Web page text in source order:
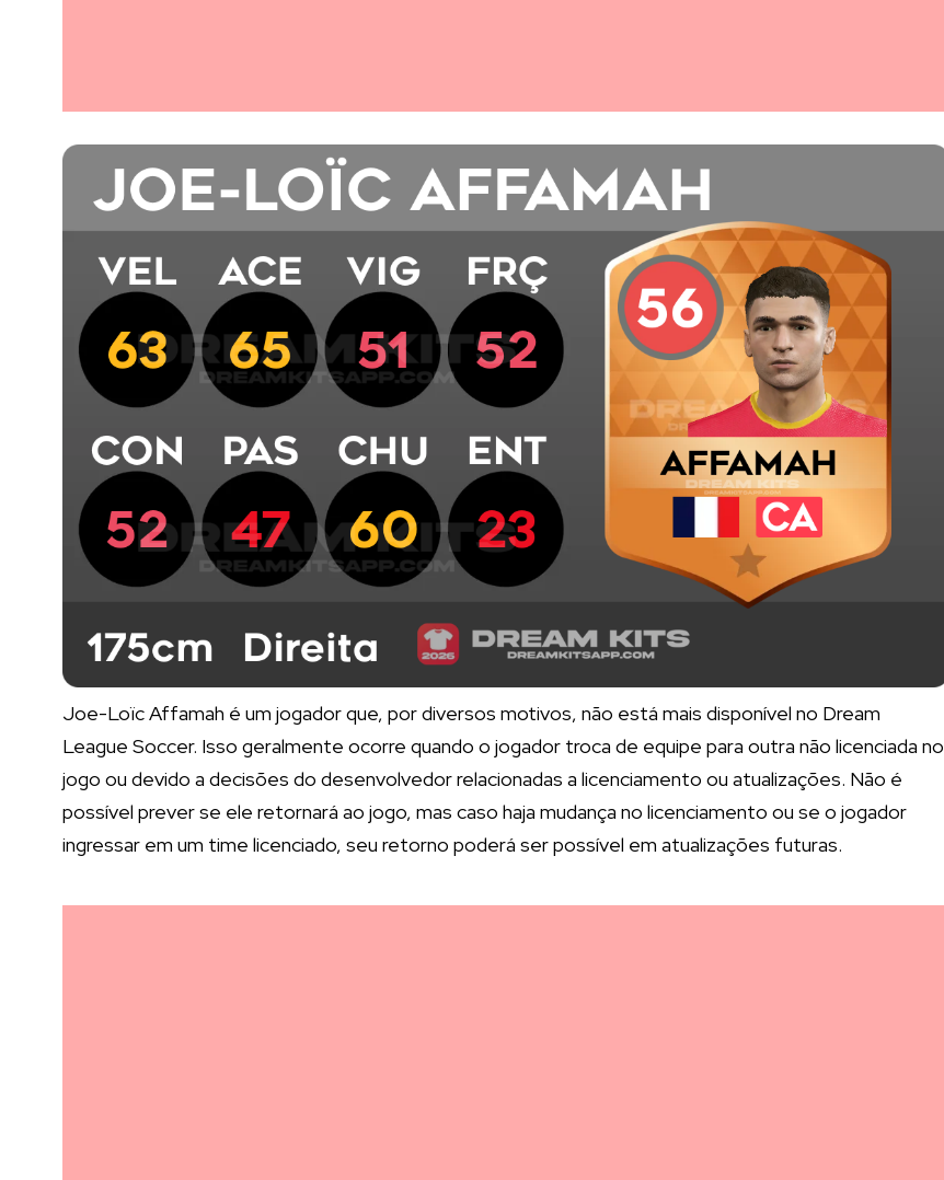
Joe-Loïc Affamah é um jogador que, por diversos motivos, não está mais disponível no Dream
League Soccer. Isso geralmente ocorre quando o jogador troca de equipe para outra não licenciada no
jogo ou devido a decisões do desenvolvedor relacionadas a licenciamento ou atualizações. Não é
possível prever se ele retornará ao jogo, mas caso haja mudança no licenciamento ou se o jogador
ingressar em um time licenciado, seu retorno poderá ser possível em atualizações futuras.